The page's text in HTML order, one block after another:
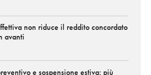
non riduce il reddito concordato
avanti
e sospensione estiva: più